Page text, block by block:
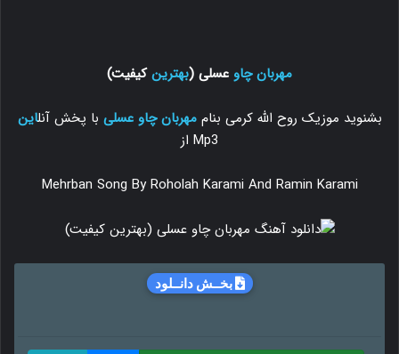
مهربان چاو عسلی (بهترینکیفیت)
بشنوید موزیک روح الله کرمی بناممهربان چاو عسلی با پخش آنلاین
Mp3 از
Mehrban Song By Roholah Karami And Ramin Karami
بخــش دانــلود